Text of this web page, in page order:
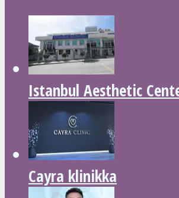
Istanbul Aesthetic
Cayra klinikka